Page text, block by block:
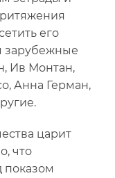
его
зарубежные
Ив Монтан,
Анна Герман,
царит
что